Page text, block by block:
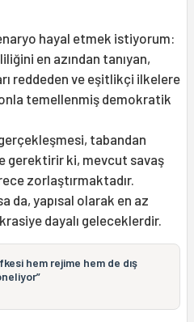
hayal etmek istiyorum:
en azından tanıyan,
reddeden ve eşitlikçi ilkelere
temellenmiş demokratik
tabandan
gerektirir ki, mevcut savaş
zorlaştırmaktadır.
da, yapısal olarak en az
dayalı geleceklerdir.
hem rejime hem de dış